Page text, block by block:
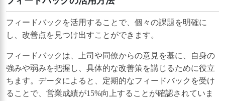
フィードバックを活用することで、個々の課題を明確に
し、改善点を見つけ出すことができます。
フィードバックは、上司や同僚からの意見を基に、自身の
強みや弱みを把握し、具体的な改善策を講じるために役立
ちます。データによると、定期的なフィードバックを受け
ることで、営業成績が15%向上することが確認されていま